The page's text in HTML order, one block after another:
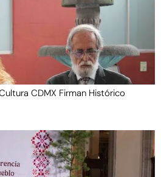
CDMX Firman Histórico